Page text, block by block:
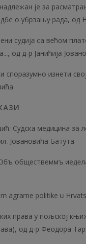
надлежан је за
о убрзању рада, од
судија са већом
од д-р Јанићија
споразумно изнети
Судска медицина за
Јовановића-Батута
обществеммъ
agrarne politike u
права у пољској
од д-р Феодора